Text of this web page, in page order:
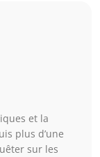
et la
plus d’une
sur les